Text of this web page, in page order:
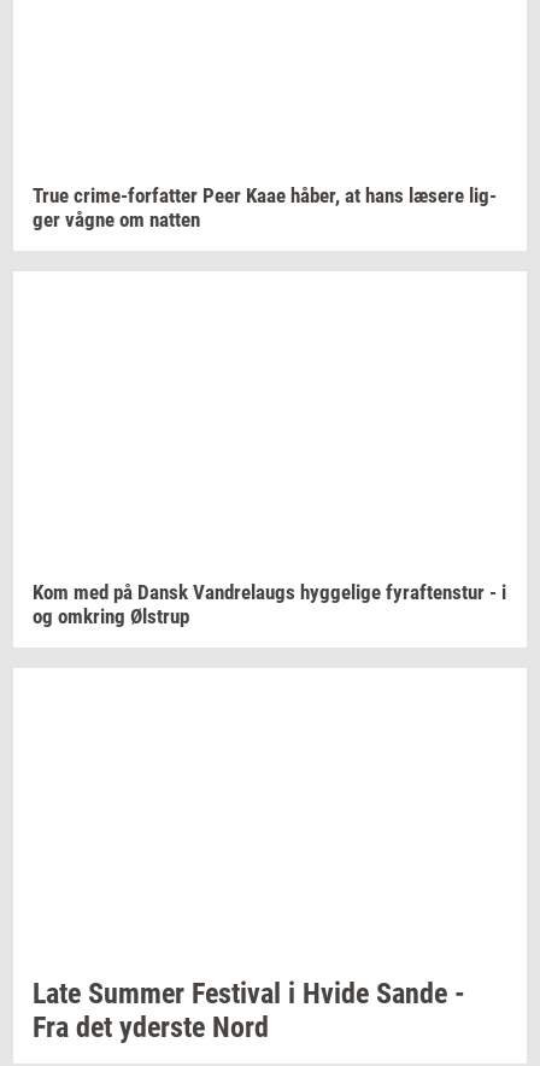
True crime-​forfatter Peer Kaae håber, at hans læ­se­re lig­
ger vågne om nat­ten
Kom med på Dansk Van­d­re­laugs hyg­ge­li­ge fyraf­tens­tur - i
og om­kring Øl­strup
Late Sum­mer Festi­val i Hvide Sande -
Fra det yder­ste Nord